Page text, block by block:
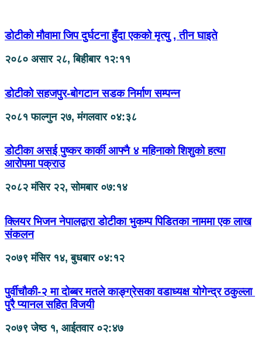
डोटीको मौवामा जिप दुर्घटना हुँदा एकको मृत्यु , तीन घाइते
२०८० असार २८, बिहीबार १२:११
डोटीको सहजपुर-बोगटान सडक निर्माण सम्पन्न
२०८१ फाल्गुन २७, मंगलवार ०४:३८
डोटीका असई पुष्कर कार्की आफ्नै ४ महिनाको शिशुको हत्या
आरोपमा पक्राउ
२०८२ मंसिर २२, सोमबार ०७:१४
क्लियर भिजन नेपालद्वारा डोटीका भुकम्प पिडितका नाममा एक लाख
संकलन
२०७९ मंसिर १४, बुधबार ०४:१२
पुर्वीचौकी-२ मा दोब्बर मतले काङ्ग्रेसका वडाध्यक्ष योगेन्द्र ठकुल्ला
पुरै प्यानल सहित विजयी
२०७९ जेष्ठ १, आईतवार ०२:४७